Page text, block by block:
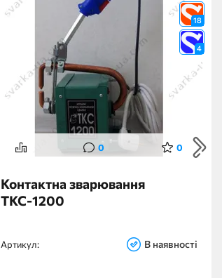
18
4
0 0
Контактна зварювання
ТКС-1200
Артикул: В наявності